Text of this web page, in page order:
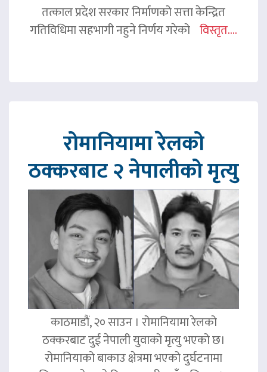
तत्काल प्रदेश सरकार निर्माणको सत्ता केन्द्रित
गतिविधिमा सहभागी नहुने निर्णय गरेको विस्तृत....
रोमानियामा रेलको
ठक्करबाट २ नेपालीको मृत्यु
काठमाडौं, २० साउन । रोमानियामा रेलको
ठक्करबाट दुई नेपाली युवाको मृत्यु भएको छ।
रोमानियाको बाकाउ क्षेत्रमा भएको दुर्घटनामा